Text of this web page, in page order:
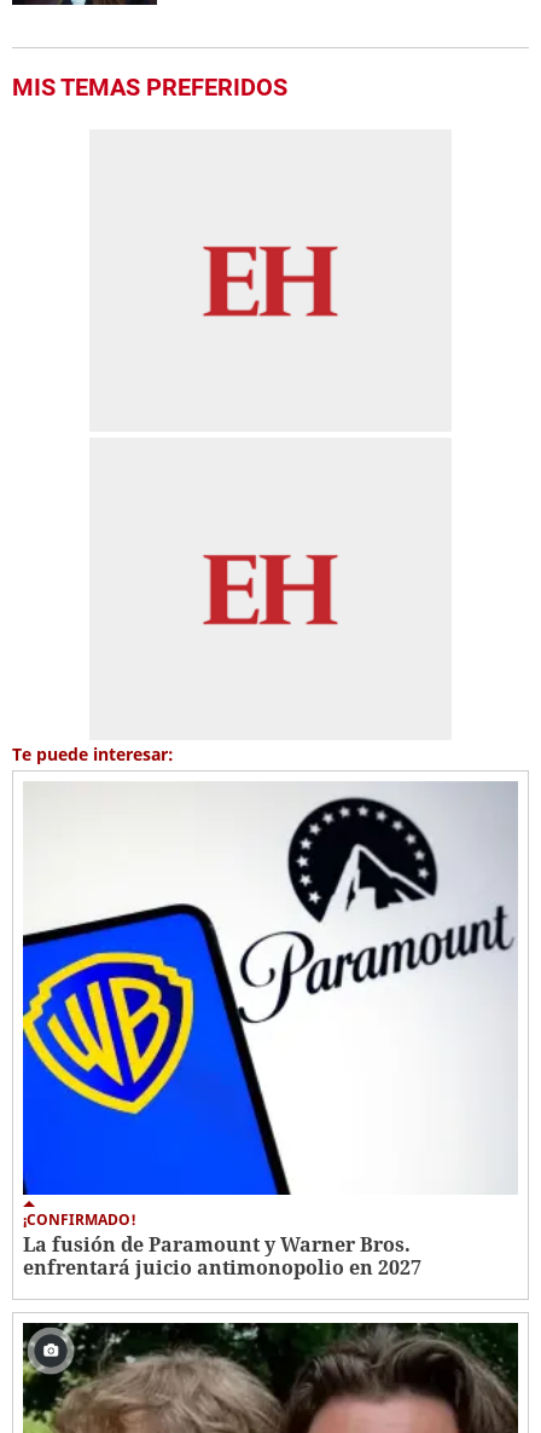
MIS TEMAS PREFERIDOS
Te puede interesar:
¡CONFIRMADO!
La fusión de Paramount y Warner Bros.
enfrentará juicio antimonopolio en 2027